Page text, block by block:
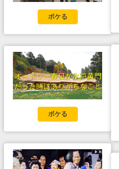
ボケる
ボケる